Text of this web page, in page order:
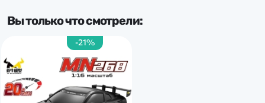
Вы только что смотрели:
-21%